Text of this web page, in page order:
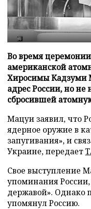
Во время
американской
Хиросимы Кадзуми
адрес России, но
сбросившей
Мацуи заявил, что
ядерное оружие в
запугивания», и
Украине, передает
Свое выступление
упоминания
державой». Однако
упомянул Россию.